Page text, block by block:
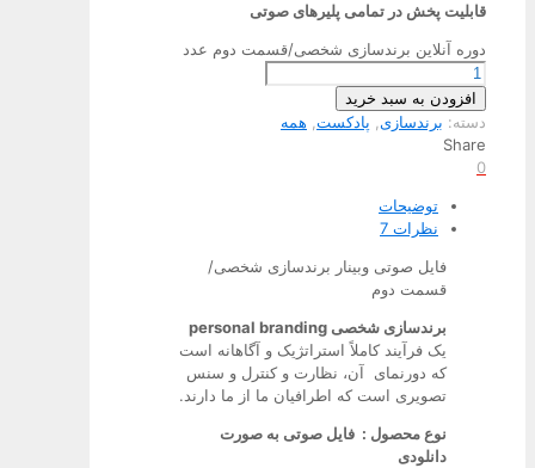
قابلیت پخش در تمامی پلیرهای صوتی
دوره آنلاین برندسازی شخصی/قسمت دوم عدد
افزودن به سبد خرید
دسته:برندسازی ,پادکست,همه
Share
توضیحات
نظرات7
فایل صوتی وبینار برندسازی شخصی/
قسمت دوم
برندسازی شخصی personal branding
یک فرآیند کاملاً استراتژیک و آگاهانه است
که دورنمای آن، نظارت و کنترل و سنس
تصویری است که اطرافیان ما از ما دارند.
نوع محصول : فایل صوتی به صورت
دانلودی